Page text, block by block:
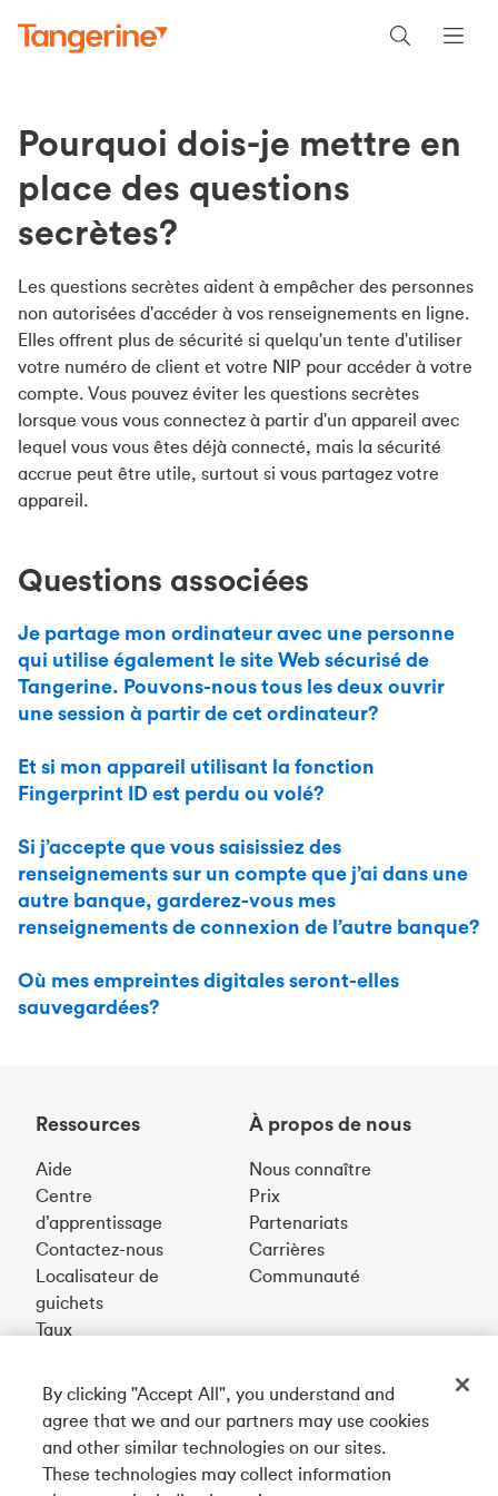
Pourquoi dois-je mettre en
place des questions
secrètes?
Les questions secrètes aident à empêcher des personnes
non autorisées d'accéder à vos renseignements en ligne.
Elles offrent plus de sécurité si quelqu'un tente d'utiliser
votre numéro de client et votre NIP pour accéder à votre
compte. Vous pouvez éviter les questions secrètes
lorsque vous vous connectez à partir d'un appareil avec
lequel vous vous êtes déjà connecté, mais la sécurité
accrue peut être utile, surtout si vous partagez votre
appareil.
Questions associées
Je partage mon ordinateur avec une personne
qui utilise également le site Web sécurisé de
Tangerine. Pouvons-nous tous les deux ouvrir
une session à partir de cet ordinateur?
Et si mon appareil utilisant la fonction
Fingerprint ID est perdu ou volé?
Si j’accepte que vous saisissiez des
renseignements sur un compte que j’ai dans une
autre banque, garderez-vous mes
renseignements de connexion de l’autre banque?
Où mes empreintes digitales seront-elles
sauvegardées?
Ressources
Aide
Centre
d’apprentissage
Contactez-nous
Localisateur de
guichets
Taux
À propos de nous
Nous connaître
Prix
Partenariats
Carrières
Communauté
Téléchargez notre appli
By clicking "Accept All", you understand and
agree that we and our partners may use cookies
and other similar technologies on our sites.
These technologies may collect information